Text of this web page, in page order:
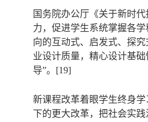
国务院办公厅《关于新时
力，促进学生系统掌握各
向的互动式、启发式、探
业设计质量，精心设计基
导”。[19]
新课程改革着眼学生终身
下的更大改革，把社会实